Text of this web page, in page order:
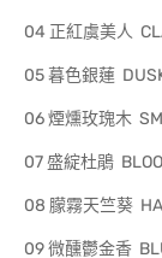
04 正紅虞美人
05 暮色銀蓮
06 煙燻玫瑰木
07 盛綻杜鵑
08 朦霧天竺葵
09 微醺鬱金香